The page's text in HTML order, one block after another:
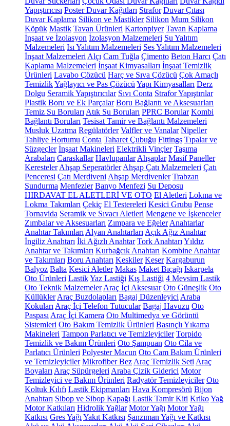
Yapıştırıcısı Poster Duvar Kağıtları Strafor Duvar Çıtası
Duvar Kaplama Silikon ve Mastikler Silikon Mum Silikon
Köpük Mastik Tavan Ürünleri Kartonpiyer Tavan Kaplama
İnşaat ve İzolasyon İzolasyon Malzemeleri Su Yalıtım
Malzemeleri Isı Yalıtım Malzemeleri Ses Yalıtım Malzemeleri
İnşaat Malzemeleri Alçı Cam Tuğla Çimento Beton Harcı Çatı
Kaplama Malzemeleri İnşaat Kimyasalları İnşaat Temizlik
Ürünleri Lavabo Çözücü Harç ve Sıva Çözücü Çok Amaçlı
TemizlikYağlayıcı ve Pas Çözücü Yapı Kimyasalları Derz
Dolgu Seramik Yapıştırıcılar Sıvı Conta Strafor Yapıştırılar
Plastik Boru ve Ek Parçalar Boru Bağlantı ve Aksesuarları
Temiz Su Boruları Atık Su Boruları PPRC Borular Kombi
Bağlantı Boruları Tesisat Tamir ve Bağlantı Malzemeleri
Musluk Uzatma Regülatörler Valfler ve Vanalar Nipeller
Tahliye Hortumu Conta Taharet Çubuğu Fittings Tıpalar ve
Süzgeçler İnşaat Makineleri Elektrikli Vinçler Taşıma
Arabaları Caraskallar Havlupanlar Ahşaplar Masif Paneller
Keresteler Ahşap Seperatörler Ahşap Çatı Malzemeleri Çatı
Penceresi Çatı Merdiveni Ahşap Merdivenler Trabzan
Sundurma Menfezler Banyo Menfezi Su Deposu
HIRDAVAT EL ALETLERİ VE OTO El Aletleri Lokma ve
Lokma Takımları Çekiç El Testereleri Kesici Grubu Pense
Tornavida Seramik ve Sıvacı Aletleri Mengene ve İşkenceler
Zımbalar ve Aksesuarları Zımpara ve Eğeler Anahtarlar
Anahtar Takımları Alyan Anahtarları Açık Ağız Anahtar
İngiliz Anahtarı İki Ağızlı Anahtar Tork Anahtarı Yıldız
Anahtar ve Takımları Kurbağcık Anahtarı Kombine Anahtar
ve Takımları Boru Anahtarı Keskiler Keser Kargaburun
Balyoz Balta Kesici Aletler Makas Maket Bıçağı Iskarpela
Oto Ürünleri LastikYaz Lastiği Kış Lastiği 4 Mevsim Lastik
Oto Teknik Malzemeler Araç İçi Aksesuar Oto Güneşlik Oto
Küllükler Araç Buzdolapları Bagaj Düzenleyici Araba
Kokuları Araç İçi Telefon Tutucular Bagaj Havuzu Oto
Paspası Araç İçi Kamera Oto Multimedya ve Görüntü
Sistemleri Oto Bakım Temizlik Ürünleri Basınçlı Yıkama
Makineleri Tampon Parlatıcı ve Temizleyiciler Torpido
Temizlik ve Bakım Ürünleri Oto Şampuan Oto Cila ve
Parlatıcı Ürünleri Polyester Macun Oto Cam Bakım Ürünleri
ve Temizleyiciler Mikrofiber Bez Araç Temizlik Seti Araç
Boyaları Araç Süpürgeleri Araba Çizik Giderici Motor
Temizleyici ve Bakım Ürünleri Radyatör Temizleyiciler Oto
Koltuk Kılıfı Lastik Ekipmanları Hava Kompresörü Bijon
Anahtarı Sibop ve Sibop Kapağı Lastik Tamir Kiti KrikoYağ
Motor Katkıları Hidrolik Yağlar Motor Yağı Motor Yağı
Katkısı Gres Yağı Yakıt Katkısı Şanzıman Yağı ve Katkısı